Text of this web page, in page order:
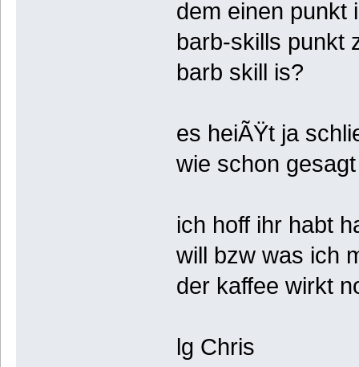
dem einen punkt
barb-skills punkt
barb skill is?
es heiÃŸt ja
wie schon
ich hoff ihr habt
will bzw was ich
der kaffee wirkt
lg Chris